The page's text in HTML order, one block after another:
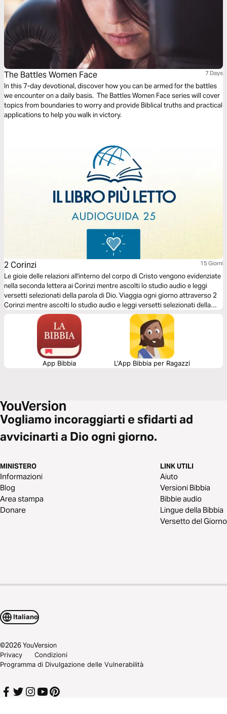
The Battles Women Face 7 Days
In this 7-day devotional, discover how you can be armed for the battles
we encounter on a daily basis. The Battles Women Face series will cover
topics from boundaries to worry and provide Biblical truths and practical
applications to help you walk in victory.
2 Corinzi 15 Giorni
Le gioie delle relazioni all'interno del corpo di Cristo vengono evidenziate
nella seconda lettera ai Corinzi mentre ascolti lo studio audio e leggi
versetti selezionati della parola di Dio. Viaggia ogni giorno attraverso 2
Corinzi mentre ascolti lo studio audio e leggi versetti selezionati della
parola di Dio.
App Bibbia L'App Bibbia per Ragazzi
Vogliamo incoraggiarti e sfidarti ad
avvicinarti a Dio ogni giorno.
MINISTERO
Informazioni
Blog
Area stampa
Donare
LINK UTILI
Aiuto
Versioni Bibbia
Bibbie audio
Lingue della Bibbia
Versetto del Giorno
Italiano
©2026YouVersion
Privacy
Condizioni
Programma di Divulgazione delle Vulnerabilità